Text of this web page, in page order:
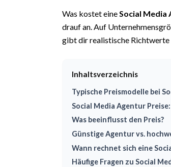
Was kostet eine Social Media
drauf an. Auf
gibt dir realistische Richtwerte
Inhaltsverzeichnis
Typische Preismodelle bei
Social Media Agentur
Was beeinflusst den Preis?
Günstige Agentur vs.
Wann rechnet sich eine
Häufige Fragen zu Social